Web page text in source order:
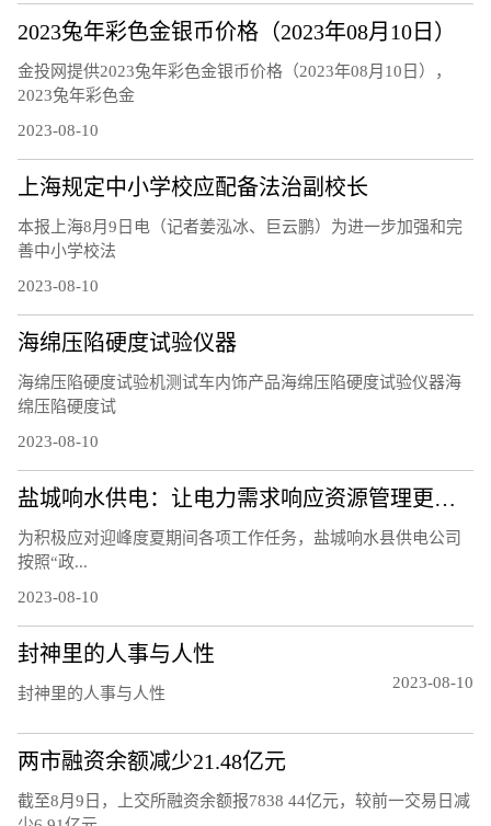
2023兔年彩色金银币价格（2023年08月10日）
金投网提供2023兔年彩色金银币价格（2023年08月10日），
2023兔年彩色金
2023-08-10
上海规定中小学校应配备法治副校长
本报上海8月9日电（记者姜泓冰、巨云鹏）为进一步加强和完
善中小学校法
2023-08-10
海绵压陷硬度试验仪器
海绵压陷硬度试验机测试车内饰产品海绵压陷硬度试验仪器海
绵压陷硬度试
2023-08-10
盐城响水供电：让电力需求响应资源管理更精细
为积极应对迎峰度夏期间各项工作任务，盐城响水县供电公司
按照“政...
2023-08-10
封神里的人事与人性
封神里的人事与人性
2023-08-10
两市融资余额减少21.48亿元
截至8月9日，上交所融资余额报7838 44亿元，较前一交易日减